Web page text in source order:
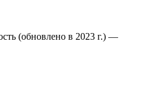
(обновлено в 2023 г.) —